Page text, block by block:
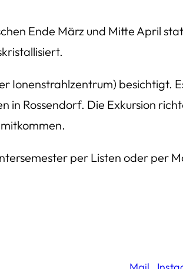
Ende März und Mitte April
Ionenstrahlzentrum) besichtigt.
Rossendorf. Die Exkursion
per Listen oder per